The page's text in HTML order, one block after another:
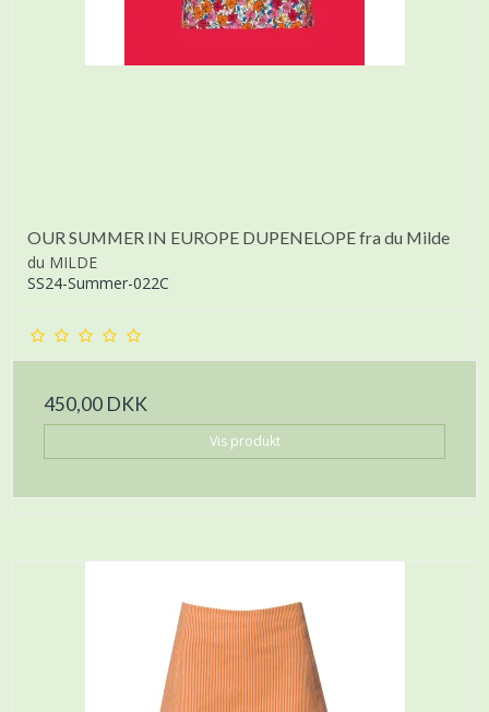
OUR SUMMER IN EUROPE DUPENELOPE fra du Milde
du MILDE
SS24-Summer-022C
450,00 DKK
Vis produkt